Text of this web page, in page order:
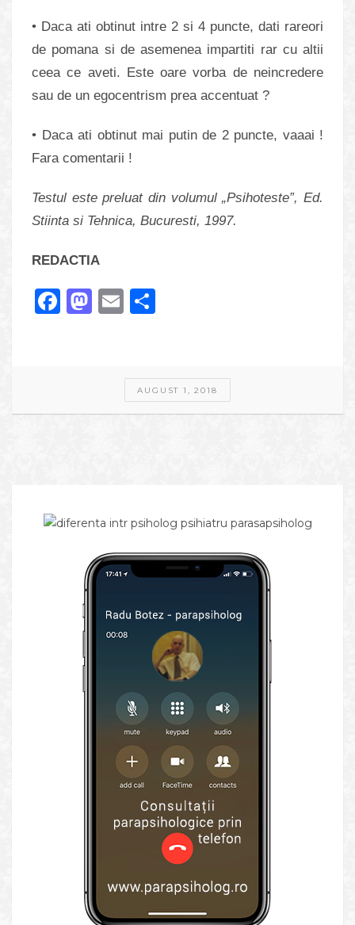
• Daca ati obtinut intre 2 si 4 puncte, dati rareori
de pomana si de asemenea impartiti rar cu altii
ceea ce aveti. Este oare vorba de neincredere
sau de un egocentrism prea accentuat ?
• Daca ati obtinut mai putin de 2 puncte, vaaai !
Fara comentarii !
Testul este preluat din volumul „Psihoteste”, Ed.
Stiinta si Tehnica, Bucuresti, 1997.
REDACTIA
Facebook
Mastodon
Email
AUGUST 1, 2018